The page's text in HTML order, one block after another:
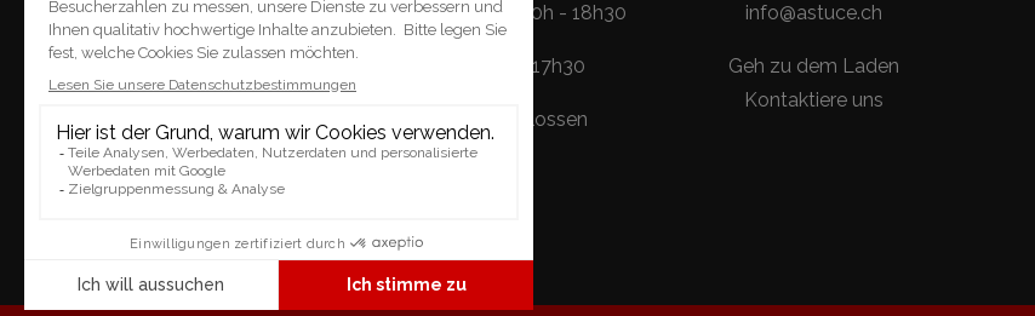
Place du Tempel 2.
1227 Carouge
Dienstag / Freitag: 10h - 18h30
Samstag: 10h - 17h30
Sonntag: geschlossen
info@astuce.ch
Geh zu dem Laden
Kontaktiere uns